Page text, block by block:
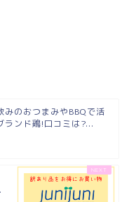
みのおつまみやBBQで活
ランド鶏!口コミは?...